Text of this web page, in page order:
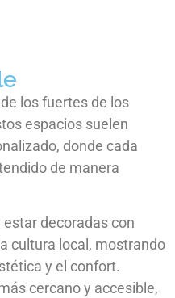
los fuertes de los
espacios suelen
donde cada
de manera
decoradas con
cultura local, mostrando
y el confort.
cercano y accesible,